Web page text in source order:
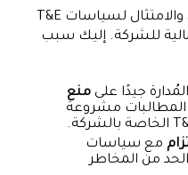
فهي تضمن توثيق النفقات بدقة، والامتثال لسياسات T&E
للشركة. إليك سبب
جيدًا علىمنع
المطالبات مشروعة
مع سياسات
الحد من المخاطر